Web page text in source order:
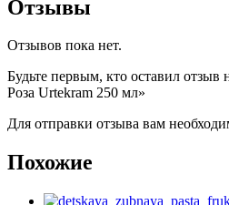
Отзывы
Отзывов пока нет.
Будьте первым, кто оставил
Роза Urtekram 250 мл»
Для отправки отзыва вам
Похожие